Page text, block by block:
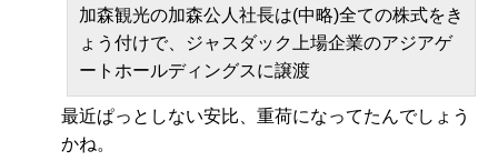
加森観光の加森公人社長は(中略)全ての株式をき
ょう付けで、ジャスダック上場企業のアジアゲ
ートホールディングスに譲渡
最近ぱっとしない安比、重荷になってたんでしょう
かね。